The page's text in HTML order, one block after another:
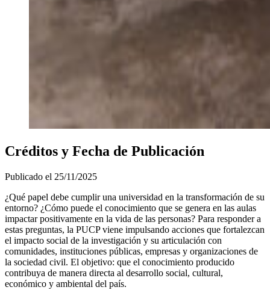
Créditos y Fecha de Publicación
Publicado el 25/11/2025
¿Qué papel debe cumplir una universidad en la transformación de su
entorno? ¿Cómo puede el conocimiento que se genera en las aulas
impactar positivamente en la vida de las personas? Para responder a
estas preguntas, la PUCP viene impulsando acciones que fortalezcan
el impacto social de la investigación y su articulación con
comunidades, instituciones públicas, empresas y organizaciones de
la sociedad civil. El objetivo: que el conocimiento producido
contribuya de manera directa al desarrollo social, cultural,
económico y ambiental del país.